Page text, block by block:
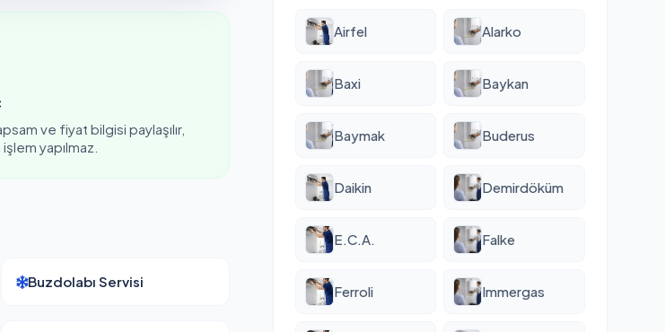
ve fiyat bilgisi paylaşılır,
yapılmaz.
Buzdolabı Servisi
Airfel Alarko
Baxi Baykan
Baymak Buderus
Daikin Demirdöküm
E.C.A. Falke
Ferroli Immergas